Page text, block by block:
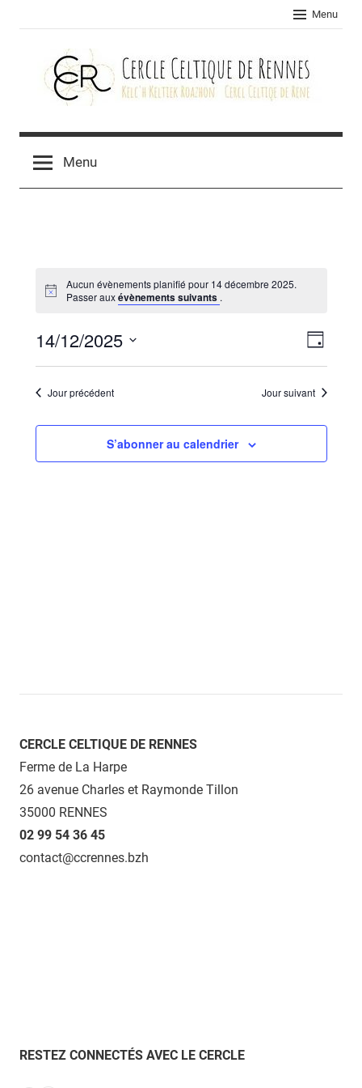
Menu
Cercle
celtique
Menu
Aucun évènements planifié pour 14 décembre 2025.
Passer auxévènements suivants .
par
de
vues
Jour
14/12/2025
Sélectionnez
uneJour précédent Jour suivant
S’abonner au calendrier
CERCLE CELTIQUE DE RENNES
Ferme de La Harpe
26 avenue Charles et Raymonde Tillon
35000 RENNES
02 99 54 36 45
contact@ccrennes.bzh
RESTEZ CONNECTÉS AVEC LE CERCLE